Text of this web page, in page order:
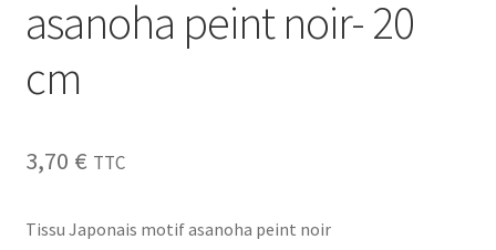
Blog
Qui suis je ?
asanoha peint noir- 20
cm
3,70 € TTC
Tissu Japonais motif asanoha peint noir